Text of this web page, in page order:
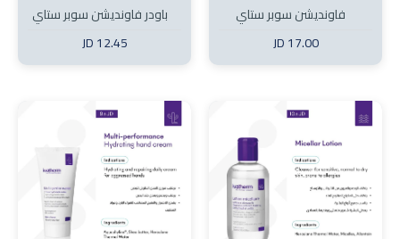
فاونديشن سوبر ستاي
17.00 JD
باودر فاونديشن سوبر ستاي
12.45 JD